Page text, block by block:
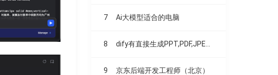
7 Ai大模型适合的电脑
8
9 京东后端开发工程师（北京）